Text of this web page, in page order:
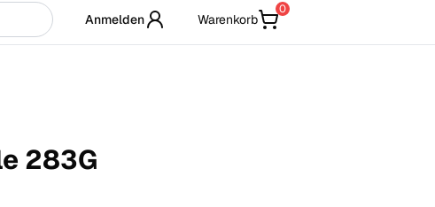
Anmelden Warenkorb
0
283G